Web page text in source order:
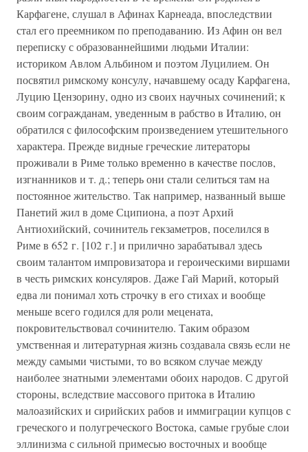
Карфагене, слушал в Афинах Карнеада, впоследствии
стал его преемником по преподаванию. Из Афин он вел
переписку с образованнейшими людьми Италии:
историком Авлом Альбином и поэтом Луцилием. Он
посвятил римскому консулу, начавшему осаду Карфагена,
Луцию Цензорину, одно из своих научных сочинений; к
своим согражданам, уведенным в рабство в Италию, он
обратился с философским произведением утешительного
характера. Прежде видные греческие литераторы
проживали в Риме только временно в качестве послов,
изгнанников и т. д.; теперь они стали селиться там на
постоянное жительство. Так например, названный выше
Панетий жил в доме Сципиона, а поэт Архий
Антиохийский, сочинитель гекзаметров, поселился в
Риме в 652 г. [102 г.] и прилично зарабатывал здесь
своим талантом импровизатора и героическими виршами
в честь римских консуляров. Даже Гай Марий, который
едва ли понимал хоть строчку в его стихах и вообще
меньше всего годился для роли мецената,
покровительствовал сочинителю. Таким образом
умственная и литературная жизнь создавала связь если не
между самыми чистыми, то во всяком случае между
наиболее знатными элементами обоих народов. С другой
стороны, вследствие массового притока в Италию
малоазийских и сирийских рабов и иммиграции купцов с
греческого и полугреческого Востока, самые грубые слои
эллинизма с сильной примесью восточных и вообще